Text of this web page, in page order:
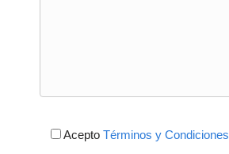
Acepto Términos y Condiciones